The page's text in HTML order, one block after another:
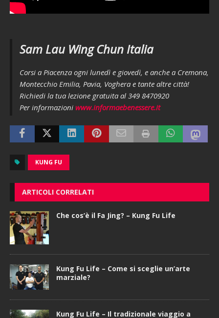
Sam Lau Wing Chun Italia
Corsi a Piacenza ogni lunedì e giovedì, e anche a Cremona,
Montecchio Emilia, Pavia, Voghera e tante altre città!
Richiedi la tua lezione gratuita al 349 8470920
Per informazioni www.informaebenessere.it
KUNG FU
ARTICOLI CORRELATI
Che cos’è il Fa Jing? – Kung Fu Life
Kung Fu Life – Come si sceglie un’arte
marziale?
Kung Fu Life – Il tradizionale viaggio a